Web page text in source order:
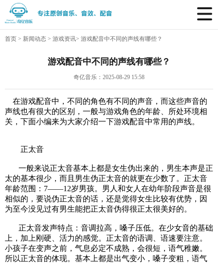
首页 > 新闻动态 > 游戏资讯> 游戏配音中不同的声线有哪些？
游戏配音中不同的声线有哪些？
奇亿音乐：2025-08-29 15:58
在游戏配音中，不同的角色有不同的声音，而这些声音的
声线也有很大的区别，一般与游戏角色的年龄、所处环境相
关，下面小编来为大家介绍一下游戏配音中常用的声线。
正太音
一般来说正太音基本上都是女生伪出来的，男生本声是正
太的基本很少，而且男生伪正太音的就更在少数了。正太音
年龄范围：7——12岁男孩。男人和女人在幼年阶段声音是很
相似的，要说伪正太音的话，还是觉得女生比较有优势，因
为至今没见过有男生能把正太音伪得很正太很美好的。
正太音发声特点：音调拉高，嗓子压低。在少女音的基础
上，加上刚硬、活力的感觉。正太音的语调、语速要注意。
小孩子在变声之前，气息必定不成熟，会很短，语气稚嫩。
所以正太音的体现。基本上都是出气变小，嗓子变粗，语气